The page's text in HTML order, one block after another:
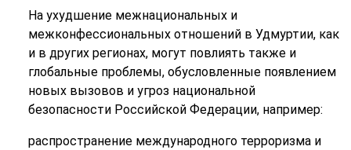
На ухудшение межнациональных и
межконфессиональных отношений в Удмуртии, как
и в других регионах, могут повлиять также и
глобальные проблемы, обусловленные появлением
новых вызовов и угроз национальной
безопасности Российской Федерации, например:
распространение международного терроризма и